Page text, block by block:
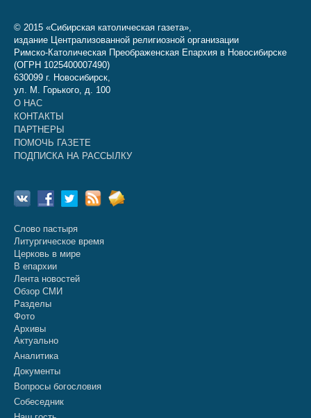
© 2015 «Сибирская католическая газета»,
издание Централизованной религиозной организации
Римско-Католическая Преображенская Епархия в Новосибирске
(ОГРН 1025400007490)
630099 г. Новосибирск,
ул. М. Горького, д. 100
О НАС
КОНТАКТЫ
ПАРТНЕРЫ
ПОМОЧЬ ГАЗЕТЕ
ПОДПИСКА НА РАССЫЛКУ
Слово пастыря
Литургическое время
Церковь в мире
В епархии
Лента новостей
Обзор СМИ
Разделы
Фото
Архивы
Актуально
Аналитика
Документы
Вопросы богословия
Собеседник